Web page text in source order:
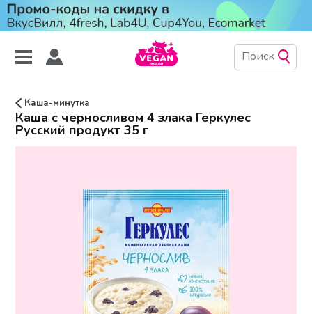
Каша-минутка
Каша с черносливом 4 злака Геркулес
Русский продукт 35 г